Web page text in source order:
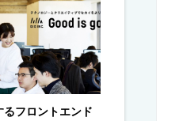
フロントエンド